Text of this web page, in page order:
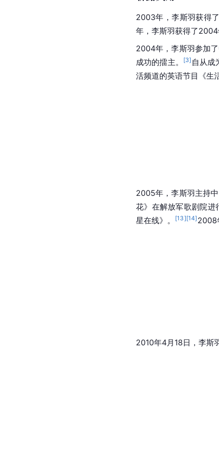
2003年，李斯羽获得
年，李斯羽获得了
2004年，李斯羽参加
成功的擂主。
[3] 自从成
活频道的英语节目《生
2005年，李斯羽主持
花》在解放军歌剧院
星在线》。
[13][14] 2008
2010年4月18日，李斯